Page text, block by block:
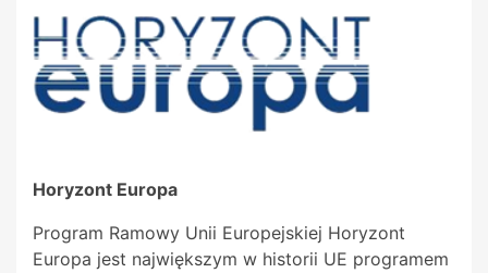
Horyzont Europa
Program Ramowy Unii Europejskiej Horyzont
Europa jest największym w historii UE programem